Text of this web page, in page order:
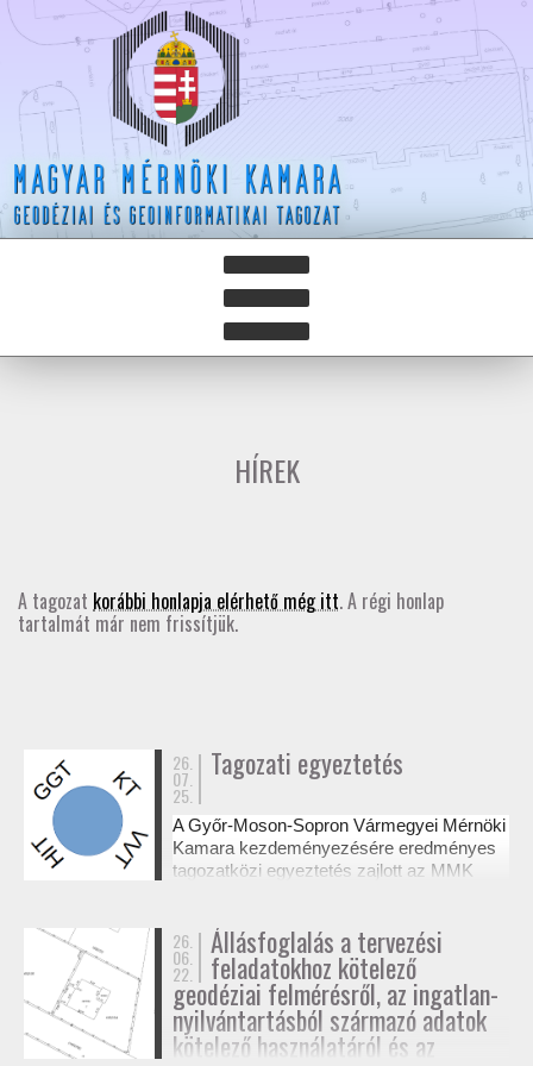
TOVÁBBKÉPZÉSEK
ELNÖKSÉG
MUNKATERVEK, BESZÁMOLÓK
HATÁROZATOK
JOGSZABÁLYOK, SZABÁLYZATOK, SZABVÁNYOK
NÉVJEGYZÉK
SEGÉDLETEK / FAP
HÍREK
A tagozat korábbi honlapja elérhető még itt. A régi honlap
tartalmát már nem frissítjük.
26.
07.
25.
Tagozati egyeztetés
A Győr-Moson-Sopron Vármegyei Mérnöki
Kamara kezdeményezésére eredményes
tagozatközi egyeztetés zajlott az MMK
dokumentációk jogosultsági kérdéseiről. A
résztvevő tagozatok a 327/2015. (XI. 10.)
Korm. rendelet alapján tisztázták a
kompetenciahatárokat, és a jövőben közös
workshopok formájában folytatják a
szakmai együttműködést.
26.
06.
22.
Állásfoglalás a tervezési
feladatokhoz kötelező
geodéziai felmérésről, az ingatlan-
nyilvántartásból származó adatok
kötelező használatáról és az